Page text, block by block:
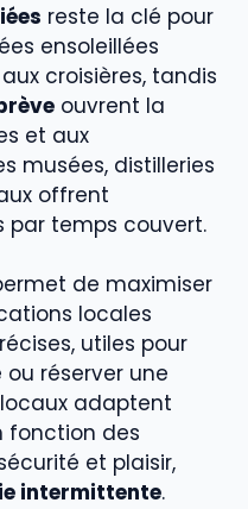
reste la clé pour
ensoleillées
croisières, tandis
ouvrent la
et aux
musées, distilleries
offrent
par temps couvert.
de maximiser
locales
utiles pour
réserver une
adaptent
fonction des
et plaisir,
intermittente.